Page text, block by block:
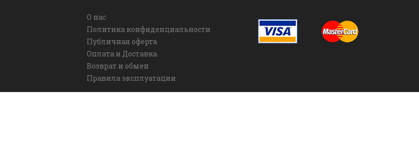
О нас
Политика конфиденциальности
Публичная оферта
Оплата и Доставка
Возврат и обмен
Правила эксплуатации